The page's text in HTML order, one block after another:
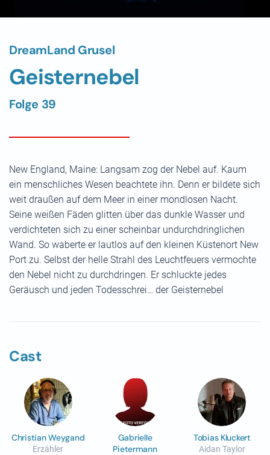
DreamLand Grusel
Geisternebel
Folge 39
New England, Maine: Langsam zog der Nebel auf. Kaum
ein menschliches Wesen beachtete ihn. Denn er bildete sich
weit draußen auf dem Meer in einer mondlosen Nacht.
Seine weißen Fäden glitten über das dunkle Wasser und
verdichteten sich zu einer scheinbar undurchdringlichen
Wand. So waberte er lautlos auf den kleinen Küstenort New
Port zu. Selbst der helle Strahl des Leuchtfeuers vermochte
den Nebel nicht zu durchdringen. Er schluckte jedes
Geräusch und jeden Todesschrei… der Geisternebel
Cast
Christian Weygand
Erzähler
Gabrielle
Pietermann
Tobias Kluckert
Aidan Taylor